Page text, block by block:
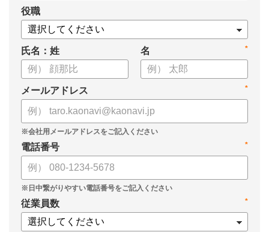
役職
氏名：姓 *
名
*
メールアドレス
*
電話番号
*
従業員数